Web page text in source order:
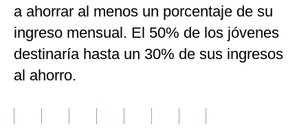
a ahorrar al menos un porcentaje de su
ingreso mensual. El 50% de los jóvenes
destinaría hasta un 30% de sus ingresos
al ahorro.